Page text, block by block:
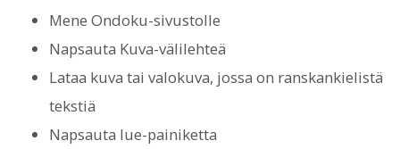
Mene Ondoku-sivustolle
Napsauta Kuva-välilehteä
Lataa kuva tai valokuva, jossa on ranskankielistä
tekstiä
Napsauta lue-painiketta